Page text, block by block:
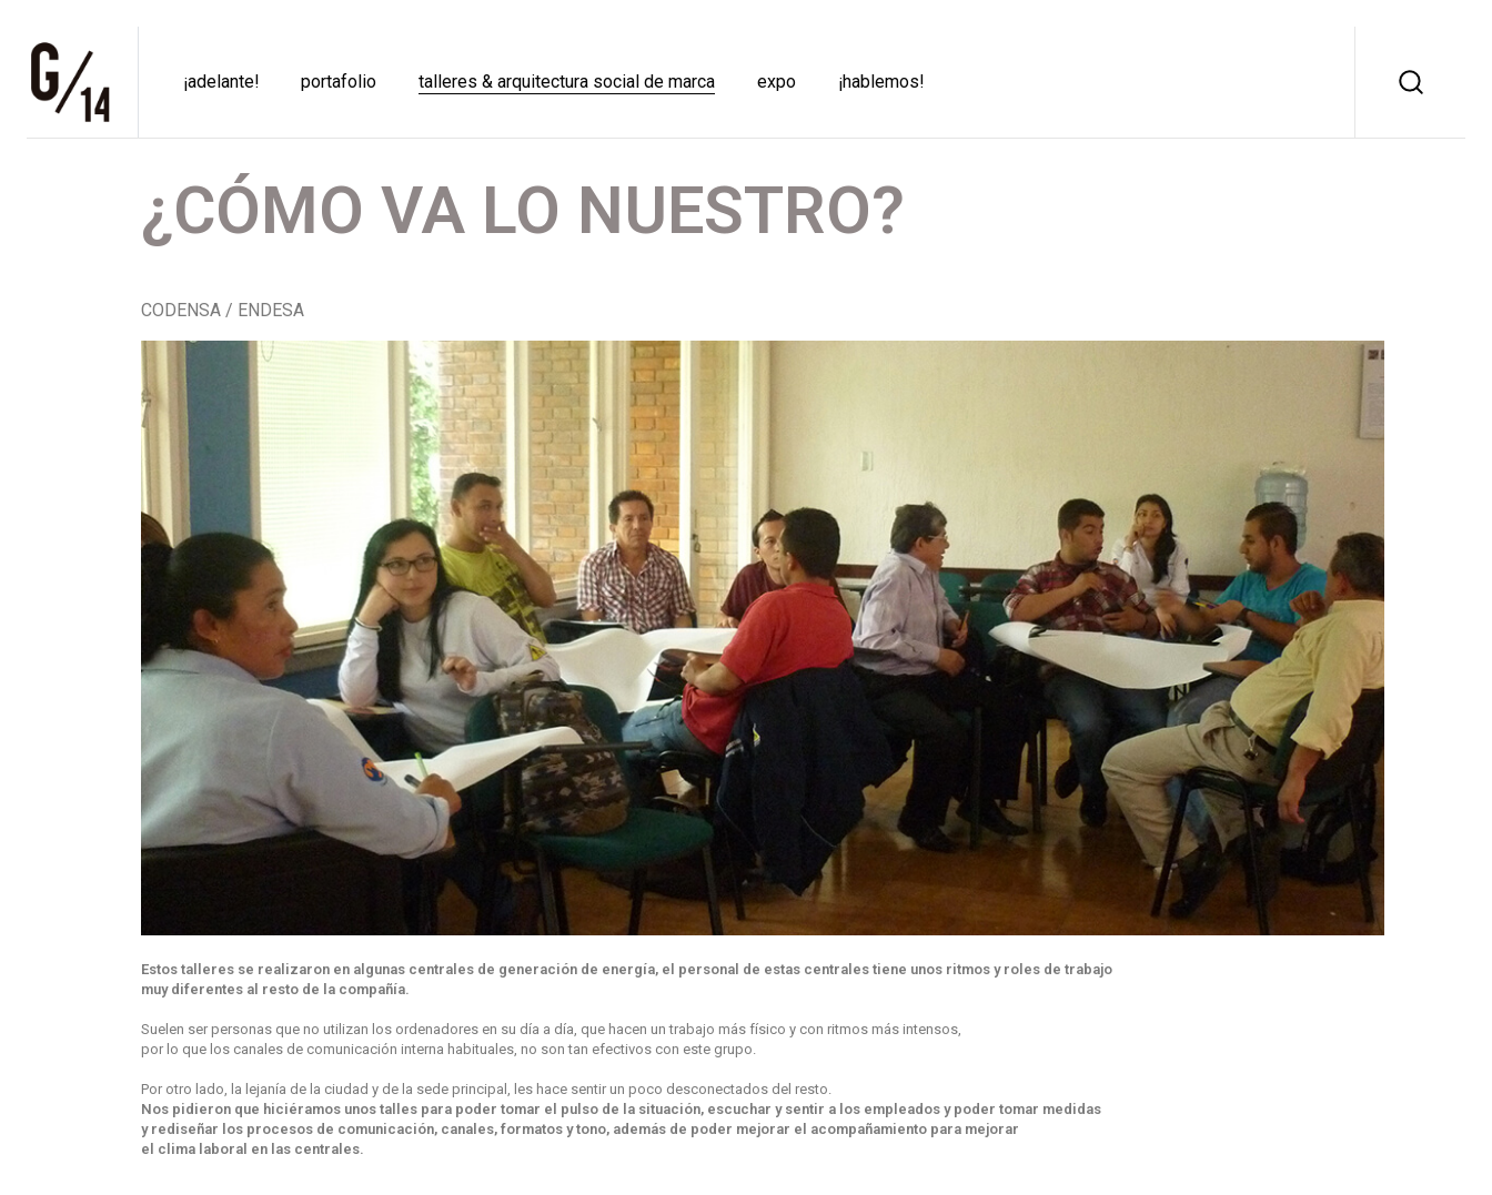
¡adelante! portafolio talleres & arquitectura social de marca expo ¡hablemos!
¿CÓMO VA LO NUESTRO?
CODENSA / ENDESA
Estos talleres se realizaron en algunas centrales de generación de energía, el personal de estas centrales tiene unos ritmos y roles de trabajo
muy diferentes al resto de la compañía.
Suelen ser personas que no utilizan los ordenadores en su día a día, que hacen un trabajo más físico y con ritmos más intensos,
por lo que los canales de comunicación interna habituales, no son tan efectivos con este grupo.
Por otro lado, la lejanía de la ciudad y de la sede principal, les hace sentir un poco desconectados del resto.
Nos pidieron que hiciéramos unos talles para poder tomar el pulso de la situación, escuchar y sentir a los empleados y poder tomar medidas
y rediseñar los procesos de comunicación, canales, formatos y tono, además de poder mejorar el acompañamiento para mejorar
el clima laboral en las centrales.